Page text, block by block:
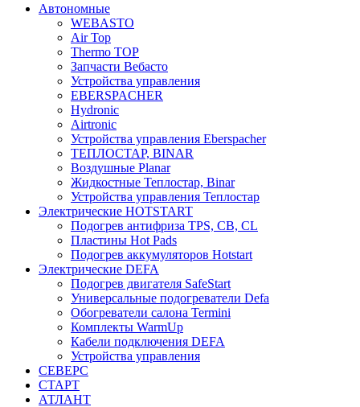
Автономные
WEBASTO
Air Top
Thermo TOP
Запчасти Вебасто
Устройства управления
EBERSPACHER
Hydronic
Airtronic
Устройства управления Eberspacher
ТЕПЛОСТАР, BINAR
Воздушные Planar
Жидкостные Теплостар, Binar
Устройства управления Теплостар
Электрические HOTSTART
Подогрев антифриза TPS, CB, CL
Пластины Hot Pads
Подогрев аккумуляторов Hotstart
Электрические DEFA
Подогрев двигателя SafeStart
Универсальные подогреватели Defa
Обогреватели салона Termini
Комплекты WarmUp
Кабели подключения DEFA
Устройства управления
СЕВЕРС
СТАРТ
АТЛАНТ